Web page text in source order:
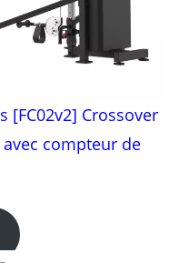
[FC02v2] Crossover
avec compteur de